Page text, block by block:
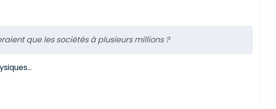
que les sociétés à plusieurs millions ?